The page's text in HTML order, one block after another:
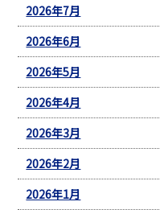
2026年7月
2026年6月
2026年5月
2026年4月
2026年3月
2026年2月
2026年1月